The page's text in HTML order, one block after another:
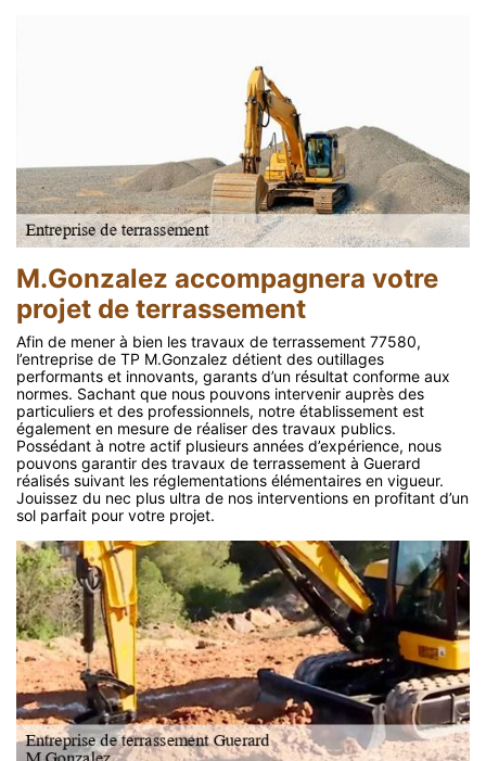
M.Gonzalez accompagnera votre
projet de terrassement
Afin de mener à bien les travaux de terrassement 77580,
l’entreprise de TP M.Gonzalez détient des outillages
performants et innovants, garants d’un résultat conforme aux
normes. Sachant que nous pouvons intervenir auprès des
particuliers et des professionnels, notre établissement est
également en mesure de réaliser des travaux publics.
Possédant à notre actif plusieurs années d’expérience, nous
pouvons garantir des travaux de terrassement à Guerard
réalisés suivant les réglementations élémentaires en vigueur.
Jouissez du nec plus ultra de nos interventions en profitant d’un
sol parfait pour votre projet.